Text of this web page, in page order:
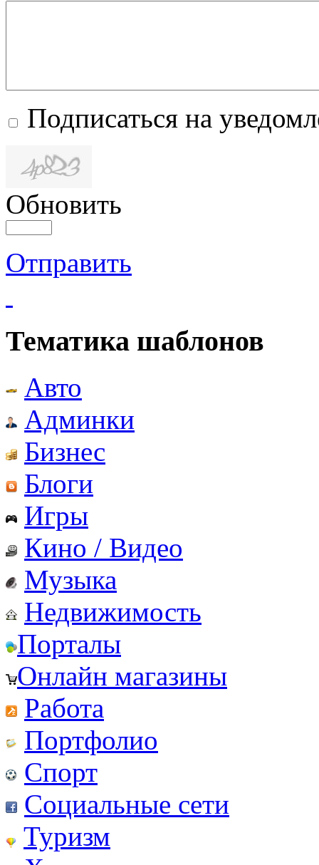
Подписаться на
Обновить
Отправить
Тематика шаблонов
Авто
Админки
Бизнес
Блоги
Игры
Кино / Видео
Музыка
Недвижимость
Порталы
Онлайн магазины
Работа
Портфолио
Спорт
Социальные сети
Туризм